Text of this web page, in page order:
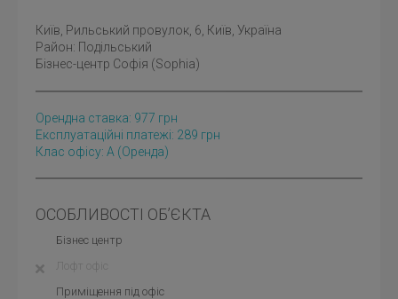
Київ , Рильський провулок, 6, Київ, Україна
Район: Подільський
Бізнес-центр Софія (Sophia)
Орендна ставка: 977 грн
Експлуатаційні платежі: 289 грн
Клас офісу: A (оренда)
ОСОБЛИВОСТІ ОБ’ЄКТА
Бізнес центр
Лофт офіс
Приміщення під офіс